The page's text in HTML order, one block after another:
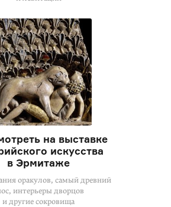
на выставке
искусства
в Эрмитаже
оракулов, самый древний
интерьеры дворцов
и другие сокровища